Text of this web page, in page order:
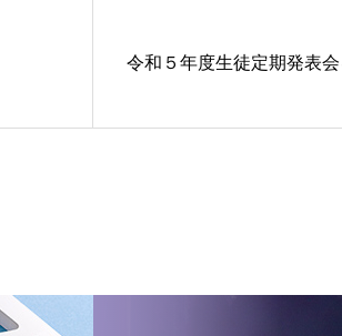
令和５年度生徒定期発表